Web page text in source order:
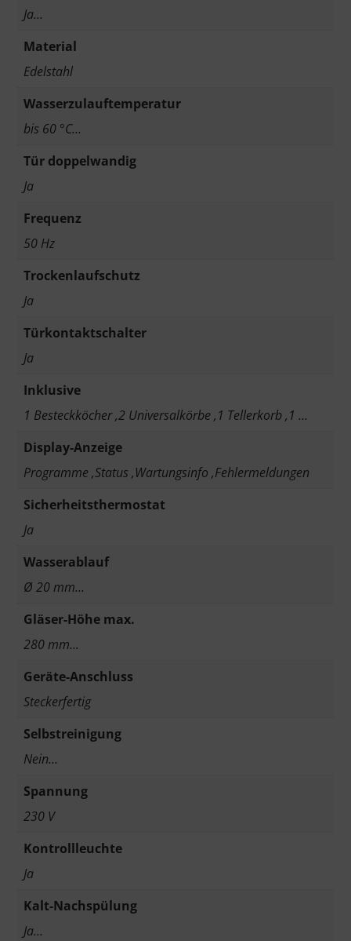
Ja…
Material
Edelstahl
Wasserzulauftemperatur
bis 60 °C…
Tür doppelwandig
Ja
Frequenz
50 Hz
Trockenlaufschutz
Ja
Türkontaktschalter
Ja
Inklusive
1 Besteckköcher ,2 Universalkörbe ,1 Tellerkorb ,1 …
Display-Anzeige
Programme ,Status ,Wartungsinfo ,Fehlermeldungen
Sicherheitsthermostat
Ja
Wasserablauf
Ø 20 mm…
Gläser-Höhe max.
280 mm…
Geräte-Anschluss
Steckerfertig
Selbstreinigung
Nein…
Spannung
230 V
Kontrollleuchte
Ja
Kalt-Nachspülung
Ja…